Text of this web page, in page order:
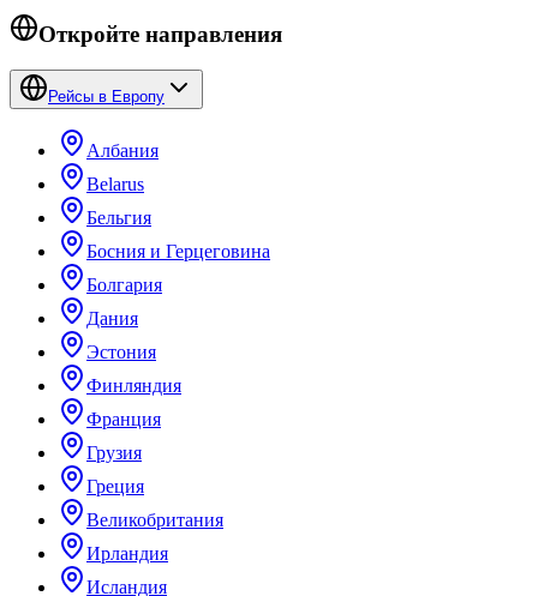
Откройте направления
Рейсы в Европу
Албания
Belarus
Бельгия
Босния и Герцеговина
Болгария
Дания
Эстония
Финляндия
Франция
Грузия
Греция
Великобритания
Ирландия
Исландия